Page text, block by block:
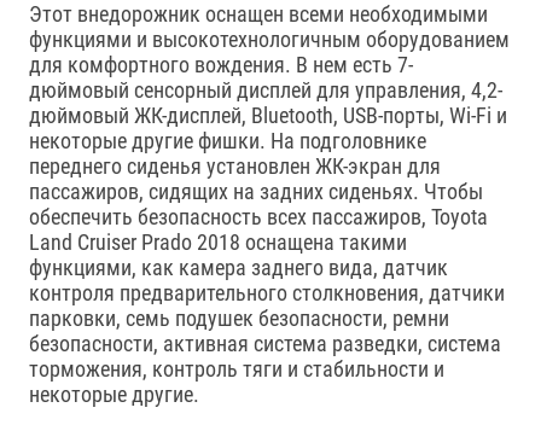
Этот внедорожник оснащен всеми необходимыми
функциями и высокотехнологичным оборудованием
для комфортного вождения. В нем есть 7-
дюймовый сенсорный дисплей для управления, 4,2-
дюймовый ЖК-дисплей, Bluetooth, USB-порты, Wi-Fi и
некоторые другие фишки. На подголовнике
переднего сиденья установлен ЖК-экран для
пассажиров, сидящих на задних сиденьях. Чтобы
обеспечить безопасность всех пассажиров, Toyota
Land Cruiser Prado 2018 оснащена такими
функциями, как камера заднего вида, датчик
контроля предварительного столкновения, датчики
парковки, семь подушек безопасности, ремни
безопасности, активная система разведки, система
торможения, контроль тяги и стабильности и
некоторые другие.